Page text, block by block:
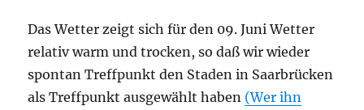
Das Wetter zeigt sich für den 09. Juni Wetter
relativ warm und trocken, so daß wir wieder
spontan Treffpunkt den Staden in Saarbrücken
als Treffpunkt ausgewählt haben (Wer ihn